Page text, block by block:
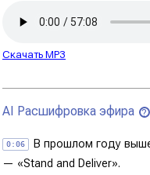
Скачать MP3
AI Расшифровка эфира ?
0:06
В прошлом году
— «Stand and Deliver».